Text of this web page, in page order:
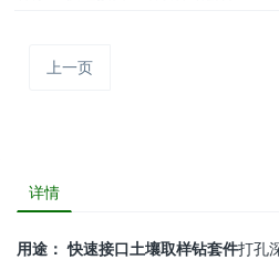
上一页
详情
用途： 快速接口土壤取样钻套件打孔